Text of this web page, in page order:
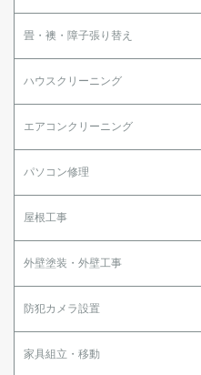
畳・襖・障子張り替え
ハウスクリーニング
エアコンクリーニング
パソコン修理
屋根工事
外壁塗装・外壁工事
防犯カメラ設置
家具組立・移動